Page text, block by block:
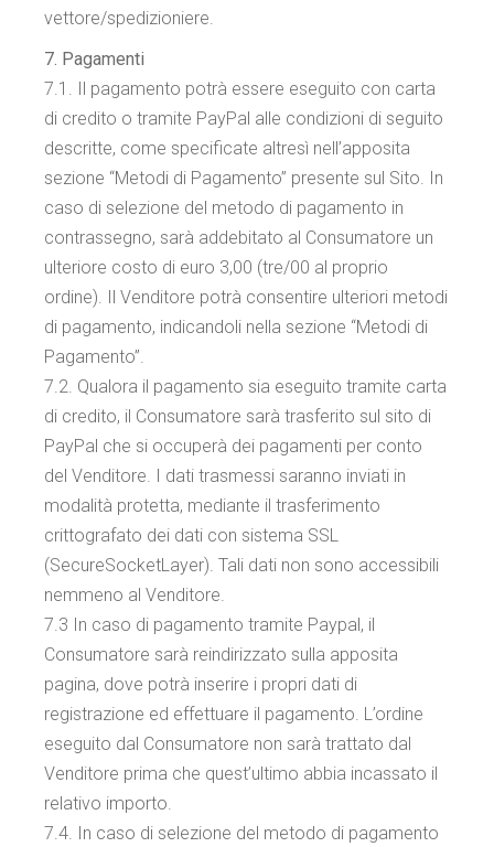
vettore/spedizioniere.
7. Pagamenti
7.1. Il pagamento potrà essere eseguito con carta
di credito o tramite PayPal alle condizioni di seguito
descritte, come specificate altresì nell’apposita
sezione “Metodi di Pagamento” presente sul Sito. In
caso di selezione del metodo di pagamento in
contrassegno, sarà addebitato al Consumatore un
ulteriore costo di euro 3,00 (tre/00 al proprio
ordine). Il Venditore potrà consentire ulteriori metodi
di pagamento, indicandoli nella sezione “Metodi di
Pagamento”.
7.2. Qualora il pagamento sia eseguito tramite carta
di credito, il Consumatore sarà trasferito sul sito di
PayPal che si occuperà dei pagamenti per conto
del Venditore. I dati trasmessi saranno inviati in
modalità protetta, mediante il trasferimento
crittografato dei dati con sistema SSL
(SecureSocketLayer). Tali dati non sono accessibili
nemmeno al Venditore.
7.3 In caso di pagamento tramite Paypal, il
Consumatore sarà reindirizzato sulla apposita
pagina, dove potrà inserire i propri dati di
registrazione ed effettuare il pagamento. L’ordine
eseguito dal Consumatore non sarà trattato dal
Venditore prima che quest’ultimo abbia incassato il
relativo importo.
7.4. In caso di selezione del metodo di pagamento